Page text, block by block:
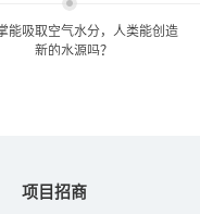
能吸取空气水分，人类能创造
新的水源吗？
项目招商